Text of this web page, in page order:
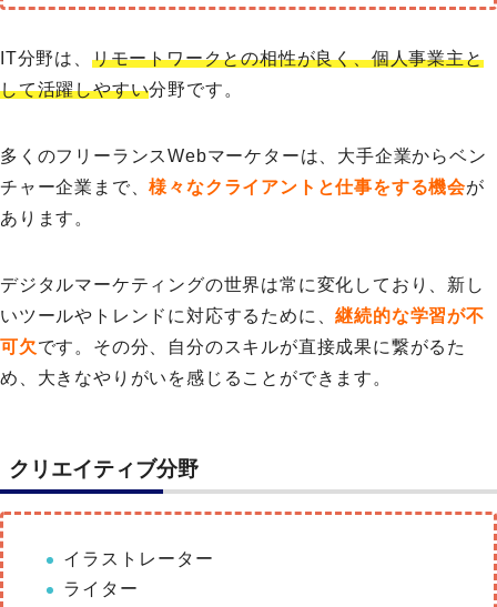
IT分野は、 リモートワークとの相性が良く、個人事業主と
して活躍しやすい分野です。
多くのフリーランスWebマーケターは、大手企業からベン
チャー企業まで、様々なクライアントと仕事をする機会が
あります。
デジタルマーケティングの世界は常に変化しており、新し
いツールやトレンドに対応するために、継続的な学習が不
可欠です。その分、自分のスキルが直接成果に繋がるた
め、大きなやりがいを感じることができます。
クリエイティブ分野
イラストレーター
ライター